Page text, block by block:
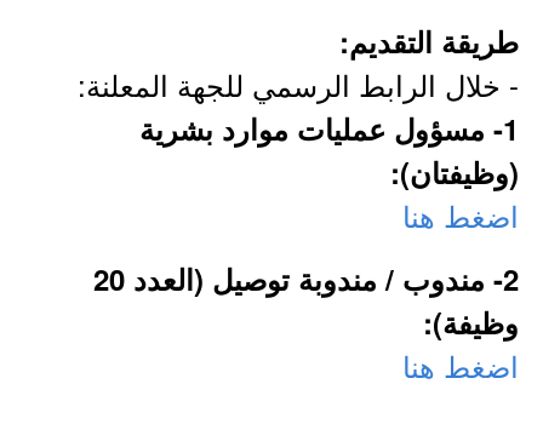
طريقة التقديم:
- خلال الرابط الرسمي للجهة المعلنة:
1- مسؤول عمليات موارد بشرية
(وظيفتان):
اضغط هنا
2- مندوب / مندوبة توصيل (العدد 20
وظيفة):
اضغط هنا